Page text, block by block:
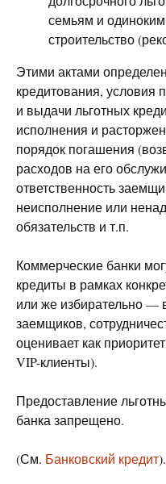
семьям и
строительство
Этими актами
кредитования, условия
и выдачи льготных
исполнения и
порядок погашения
расходов на его
ответственность
неисполнение или
обязательств и т.п.
Коммерческие банки
кредиты в рамках
или же избирательно —
заемщиков,
оценивает как
VIP-клиенты).
Предоставление
банка запрещено.
(См. Банковский кредит).